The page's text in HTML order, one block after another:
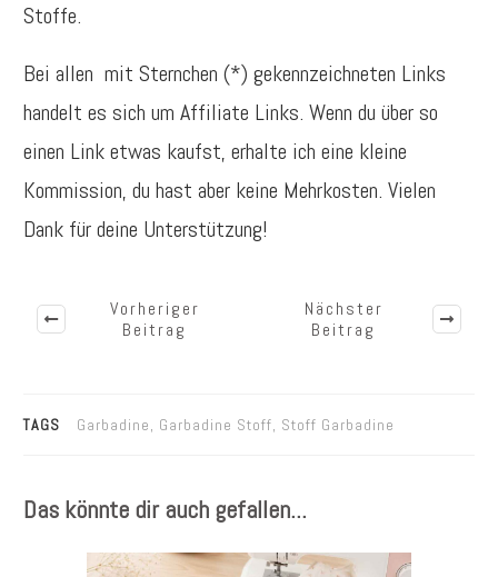
Stoffe.
Bei allen mit Sternchen (*) gekennzeichneten Links
handelt es sich um Affiliate Links. Wenn du über so
einen Link etwas kaufst, erhalte ich eine kleine
Kommission, du hast aber keine Mehrkosten. Vielen
Dank für deine Unterstützung!
Vorheriger
Beitrag
Nächster
Beitrag
TAGS Garbadine, Garbadine Stoff, Stoff Garbadine
Das könnte dir auch gefallen...